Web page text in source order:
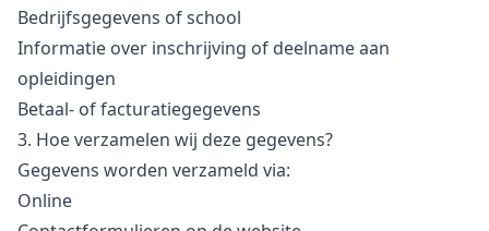
Bedrijfsgegevens of school
Informatie over inschrijving of deelname aan
opleidingen
Betaal- of facturatiegegevens
3. Hoe verzamelen wij deze gegevens?
Gegevens worden verzameld via:
Online